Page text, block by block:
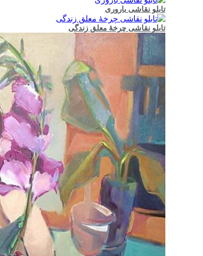
تابلو نقاشی باروری
تابلو نقاشی چرخهٔ معلق زندگی